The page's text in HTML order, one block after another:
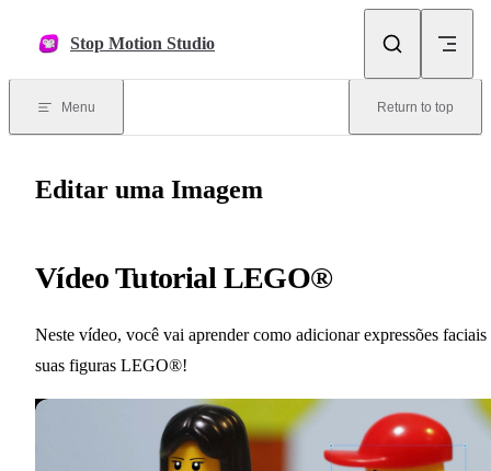
Stop Motion Studio
Menu Return to top
Editar uma Imagem
Vídeo Tutorial LEGO®
Neste vídeo, você vai aprender como adicionar expressões faciais
suas figuras LEGO®!